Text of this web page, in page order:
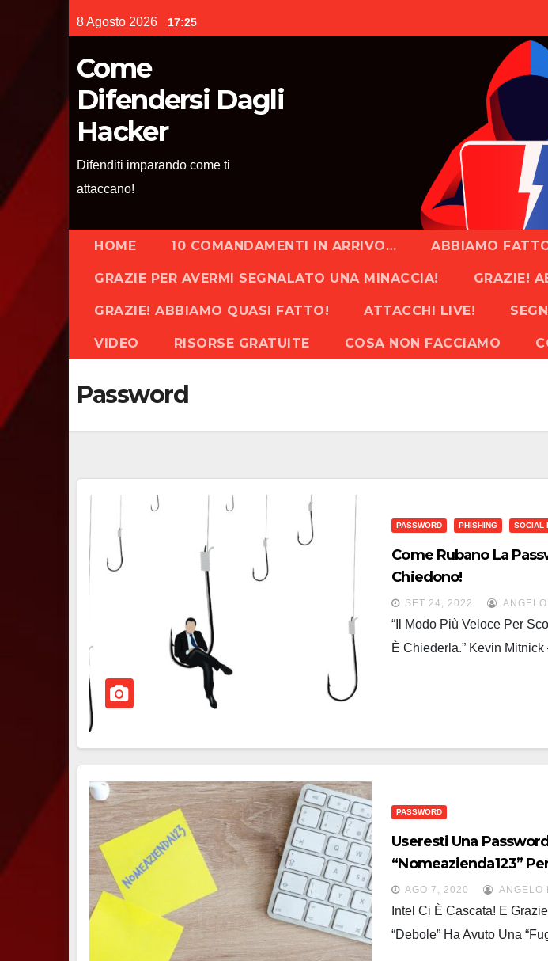
to
content
8 Agosto 2026 17:25
Come
Difendersi Dagli
Hacker
Difenditi imparando come ti
attaccano!
HOME 10 COMANDAMENTI IN ARRIVO… ABBIAMO
GRAZIE PER AVERMI SEGNALATO UNA MINACCIA! GRAZIE!
GRAZIE! ABBIAMO QUASI FATTO! ATTACCHI LIVE!
VIDEO RISORSE GRATUITE COSA NON FACCIAMO
Password
PASSWORD PHISHING SOCIAL
Come Rubano La
Chiedono!
SET 24, 2022
“Il Modo Più Veloce Per
È Chiederla.” Kevin Mitnick
PASSWORD
Useresti Una Password
“Nomeazienda123”
Tuoi Dati?
AGO 7, 2020 ANGELO
Intel Ci È Cascata! E
“debole” Ha Avuto Una